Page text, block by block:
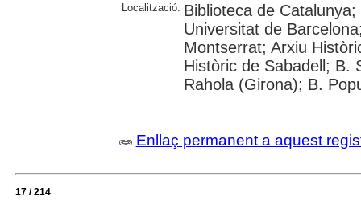
Localització: Biblioteca de
Universitat de
Montserrat; Arxiu
Històric de Sabadell; B.
Rahola (Girona); B.
Enllaç permanent a aquest
17 / 214